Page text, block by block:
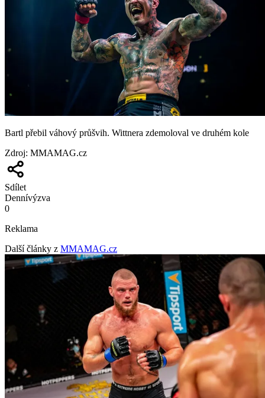
Bartl přebil váhový průšvih. Wittnera zdemoloval ve druhém kole
Zdroj: MMAMAG.cz
Sdílet
Dennívýzva
0
Reklama
Další články z MMAMAG.cz